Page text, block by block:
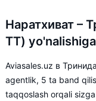
Наратхиват –
TT)
Aviasales.uz в
agentlik, 5 ta band
taqqoslash orqali